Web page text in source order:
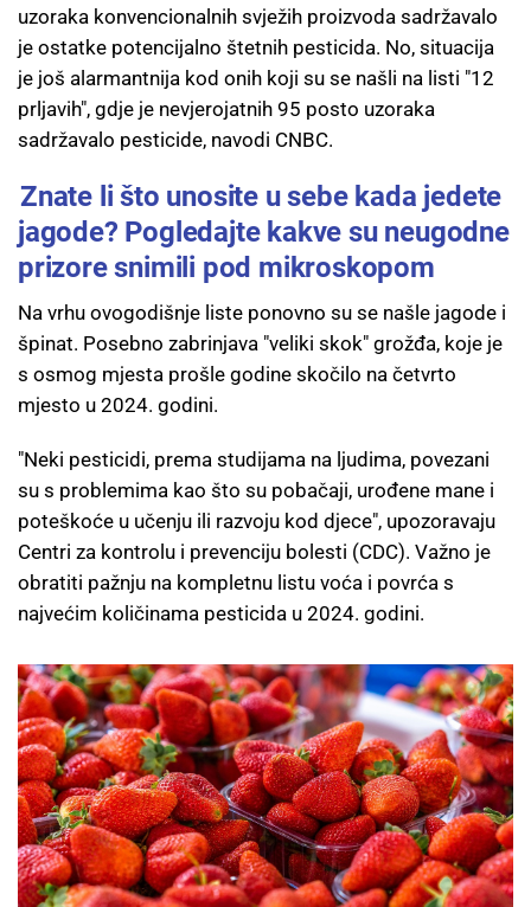
uzoraka konvencionalnih svježih proizvoda sadržavalo
je ostatke potencijalno štetnih pesticida. No, situacija
je još alarmantnija kod onih koji su se našli na listi "12
prljavih", gdje je nevjerojatnih 95 posto uzoraka
sadržavalo pesticide, navodi CNBC.
Znate li što unosite u sebe kada jedete
jagode? Pogledajte kakve su neugodne
prizore snimili pod mikroskopom
Na vrhu ovogodišnje liste ponovno su se našle jagode i
špinat. Posebno zabrinjava "veliki skok" grožđa, koje je
s osmog mjesta prošle godine skočilo na četvrto
mjesto u 2024. godini.
"Neki pesticidi, prema studijama na ljudima, povezani
su s problemima kao što su pobačaji, urođene mane i
poteškoće u učenju ili razvoju kod djece", upozoravaju
Centri za kontrolu i prevenciju bolesti (CDC). Važno je
obratiti pažnju na kompletnu listu voća i povrća s
najvećim količinama pesticida u 2024. godini.